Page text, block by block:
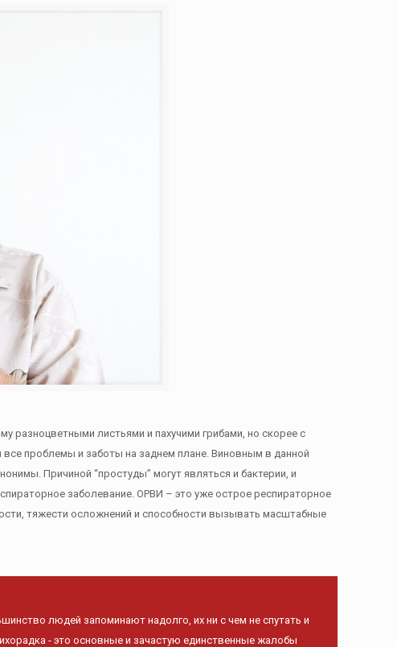
разноцветными листьями и пахучими грибами, но скорее с
проблемы и заботы на заднем плане. Виновным в данной
Причиной “простуды” могут являться и бактерии, и
заболевание. ОРВИ – это уже острое респираторное
тяжести осложнений и способности вызывать масштабные
людей запоминают надолго, их ни с чем не спутать и
- это основные и зачастую единственные жалобы